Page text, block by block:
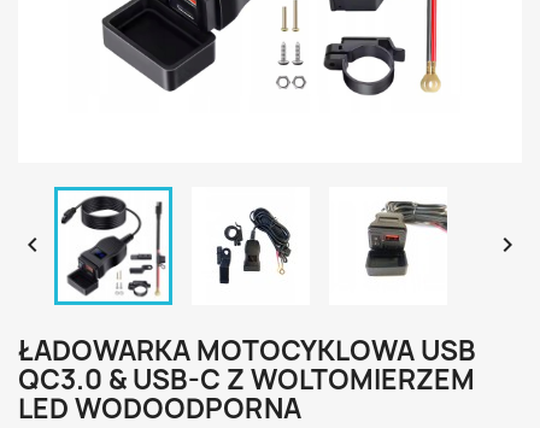
 
ŁADOWARKA MOTOCYKLOWA USB
QC3.0 & USB-C Z WOLTOMIERZEM
LED WODOODPORNA